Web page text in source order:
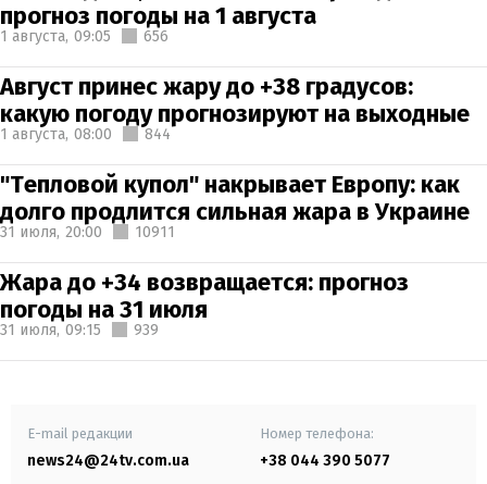
прогноз погоды на 1 августа
1 августа, 09:05 656
Август принес жару до +38 градусов:
какую погоду прогнозируют на выходные
1 августа, 08:00 844
"Тепловой купол" накрывает Европу: как
долго продлится сильная жара в Украине
31 июля, 20:00 10911
Жара до +34 возвращается: прогноз
погоды на 31 июля
31 июля, 09:15 939
E-mail редакции
news24@24tv.com.ua
Номер телефона:
+38 044 390 5077